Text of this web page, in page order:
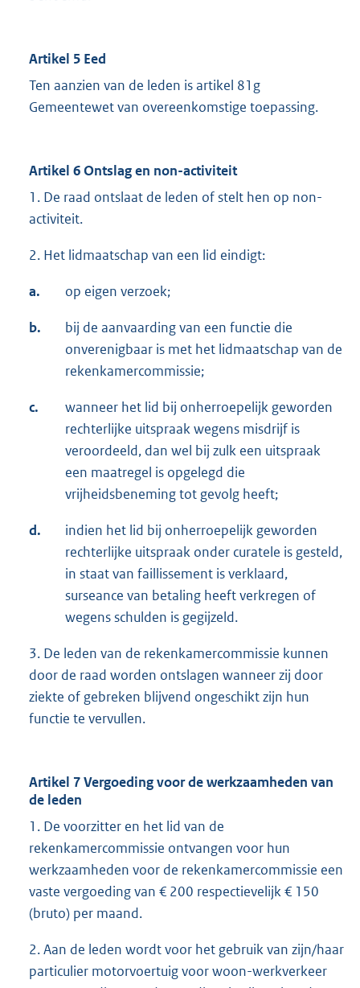
Artikel 5 Eed
Ten aanzien van de leden is artikel 81g
Gemeentewet van overeenkomstige toepassing.
Artikel 6 Ontslag en non-activiteit
1. De raad ontslaat de leden of stelt hen op non-
activiteit.
2. Het lidmaatschap van een lid eindigt:
a. op eigen verzoek;
b.
bij de aanvaarding van een functie die
onverenigbaar is met het lidmaatschap van de
rekenkamercommissie;
c.
wanneer het lid bij onherroepelijk geworden
rechterlijke uitspraak wegens misdrijf is
veroordeeld, dan wel bij zulk een uitspraak
een maatregel is opgelegd die
vrijheidsbeneming tot gevolg heeft;
d.
indien het lid bij onherroepelijk geworden
rechterlijke uitspraak onder curatele is gesteld,
in staat van faillissement is verklaard,
surseance van betaling heeft verkregen of
wegens schulden is gegijzeld.
3. De leden van de rekenkamercommissie kunnen
door de raad worden ontslagen wanneer zij door
ziekte of gebreken blijvend ongeschikt zijn hun
functie te vervullen.
Artikel 7 Vergoeding voor de werkzaamheden van
de leden
1. De voorzitter en het lid van de
rekenkamercommissie ontvangen voor hun
werkzaamheden voor de rekenkamercommissie een
vaste vergoeding van € 200 respectievelijk € 150
(bruto) per maand.
2. Aan de leden wordt voor het gebruik van zijn/haar
particulier motorvoertuig voor woon-werkverkeer